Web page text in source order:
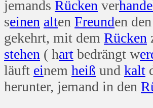
jemands Rücken ver
seinen alten Freunden den
gekehrt, mit dem Rücken
stehen ( hart bedrängt w
läuft einem heiß und kalt
herunter, jemand in den